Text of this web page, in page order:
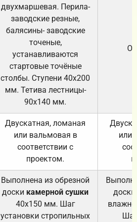
двухмаршевая. Перила-
заводские резные,
балясины- заводские
точеные,
устанавливаются
стартовые точёные
столбы. Ступени 40х200
мм. Тетива лестницы-
90х140 мм.
Двускатная, ломаная
или вальмовая в
соответствии с
проектом.
или
Выполнена из обрезной
доски камерной сушки
40х150 мм. Шаг
установки стропильных
доски